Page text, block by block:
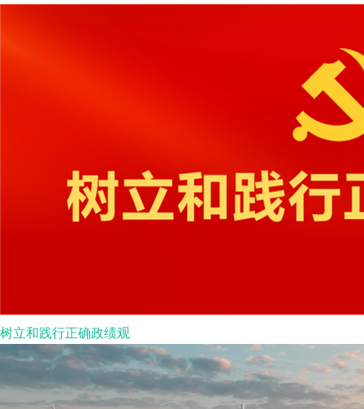
树立和践行正确政绩观